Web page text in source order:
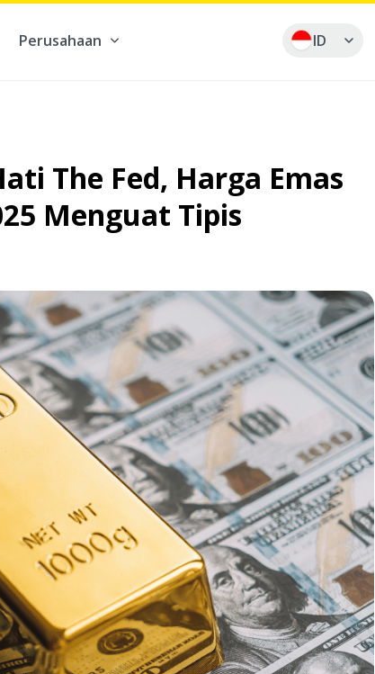
Perusahaan ID
The Fed, Harga Emas
Menguat Tipis